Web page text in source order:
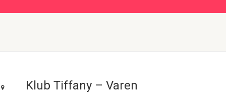
Klub Tiffany – Varen